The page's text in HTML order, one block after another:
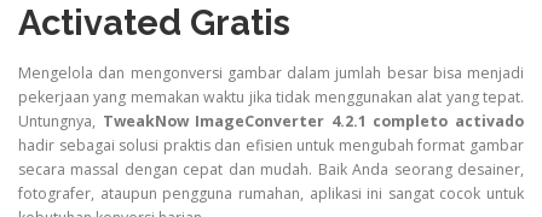
Activated Gratis
Mengelola dan mengonversi gambar dalam jumlah besar bisa menjadi
pekerjaan yang memakan waktu jika tidak menggunakan alat yang tepat.
Untungnya, TweakNow ImageConverter 4.2.1 completo activado
hadir sebagai solusi praktis dan efisien untuk mengubah format gambar
secara massal dengan cepat dan mudah. Baik Anda seorang desainer,
fotografer, ataupun pengguna rumahan, aplikasi ini sangat cocok untuk